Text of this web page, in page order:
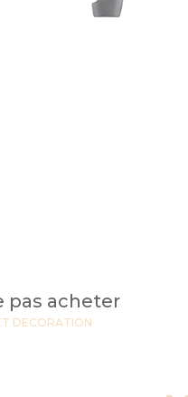
pas acheter
DECORATION